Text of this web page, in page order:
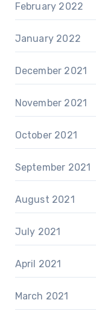
February 2022
January 2022
December 2021
November 2021
October 2021
September 2021
August 2021
July 2021
April 2021
March 2021